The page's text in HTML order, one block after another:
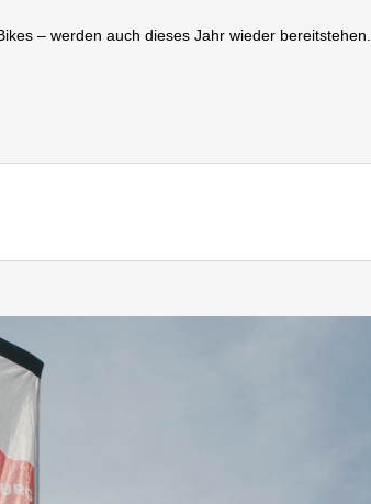
– werden auch dieses Jahr wieder bereitstehen.